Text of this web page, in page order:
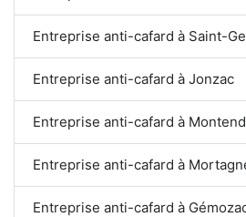
Entreprise anti-cafard à Saint-
Entreprise anti-cafard à Jonzac
Entreprise anti-cafard à
Entreprise anti-cafard à
Entreprise anti-cafard à